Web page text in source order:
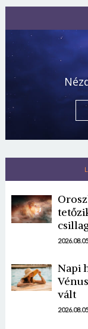
Napi
vált
E-mail cím